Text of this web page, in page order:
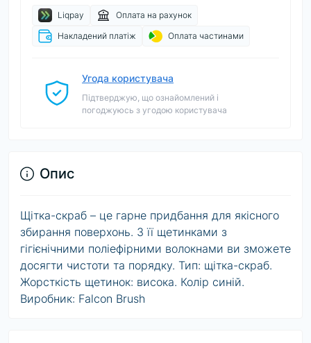
Liqpay
Оплата на рахунок
Накладений платіж
Оплата частинами
Угода користувача
Підтверджую, що ознайомлений і
погоджуюсь з угодою користувача
Опис
Щітка-скраб – це гарне придбання для якісного
збирання поверхонь. З її щетинками з
гігієнічними поліефірними волокнами ви зможете
досягти чистоти та порядку. Тип: щітка-скраб.
Жорсткість щетинок: висока. Колір синій.
Виробник: Falcon Brush